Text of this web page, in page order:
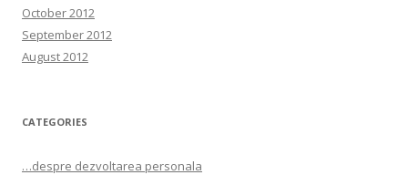
October 2012
September 2012
August 2012
CATEGORIES
…despre dezvoltarea personala